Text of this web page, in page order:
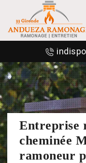
Entreprise
cheminée
ramoneur